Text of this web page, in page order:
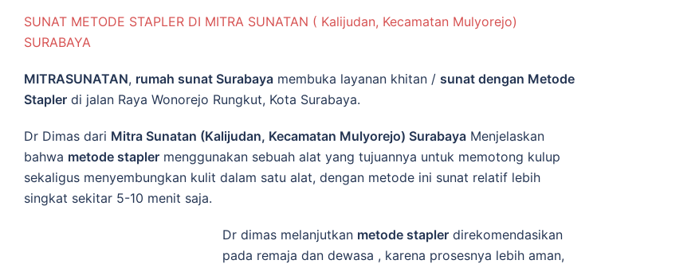
SUNAT METODE STAPLER DI MITRA SUNATAN ( Kalijudan, Kecamatan Mulyorejo)
SURABAYA
MITRASUNATAN, rumah sunat Surabaya membuka layanan khitan / sunat dengan Metode
Stapler di jalan Raya Wonorejo Rungkut, Kota Surabaya.
Dr Dimas dari Mitra Sunatan (Kalijudan, Kecamatan Mulyorejo) Surabaya Menjelaskan
bahwa metode stapler menggunakan sebuah alat yang tujuannya untuk memotong kulup
sekaligus menyembungkan kulit dalam satu alat, dengan metode ini sunat relatif lebih
singkat sekitar 5-10 menit saja.
Dr dimas melanjutkan metode stapler direkomendasikan
pada remaja dan dewasa , karena prosesnya lebih aman,